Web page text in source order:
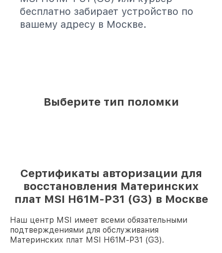
бесплатно забирает устройство по
вашему адресу в Москве.
Выберите тип поломки
Сертификаты авторизации для
восстановления Материнских
плат MSI H61M-P31 (G3) в Москве
Наш центр MSI имеет всеми обязательными
подтверждениями для обслуживания
Материнских плат MSI H61M-P31 (G3).